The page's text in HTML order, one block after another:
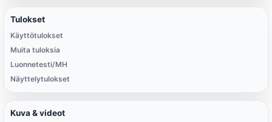
Tulokset
Käyttötulokset
Muita tuloksia
Luonnetesti/MH
Näyttelytulokset
Kuva & videot